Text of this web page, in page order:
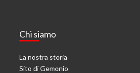
Chi siamo
La nostra storia
Sito di Gemonio